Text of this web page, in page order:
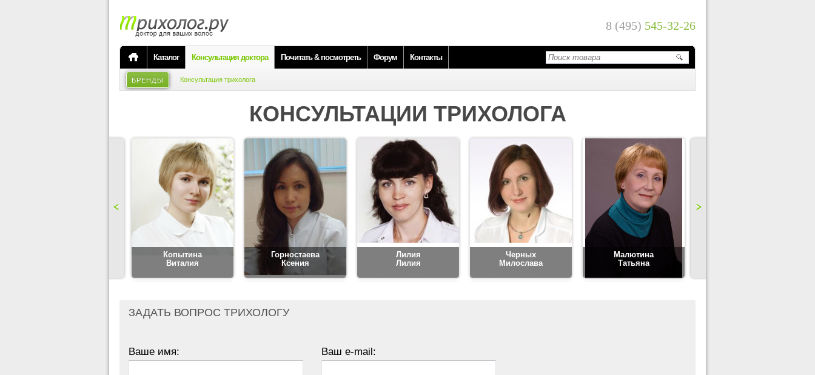
8 (495) 545-32-26
Каталог Консультация доктора Почитать & посмотреть Форум Контакты
БРЕНДЫ Консультация трихолога
КОНСУЛЬТАЦИИ ТРИХОЛОГА
Копытина
Виталия
Горностаева
Ксения
Лилия
Лилия
Черных
Милослава
Малютина
Татьяна
ЗАДАТЬ ВОПРОС ТРИХОЛОГУ
Ваше имя: Ваш e-mail: